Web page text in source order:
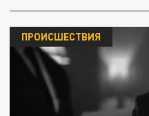
ПРОИСШЕСТВИЯ